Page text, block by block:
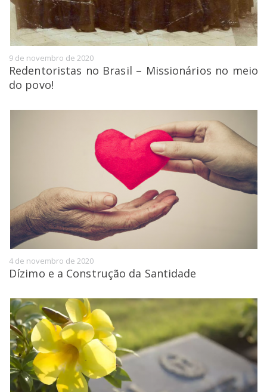
9 de novembro de 2020
Redentoristas no Brasil – Missionários no meio
do povo!
4 de novembro de 2020
Dízimo e a Construção da Santidade